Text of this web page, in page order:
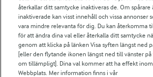
Falbygdens Ost
Arla webbshop
Bildbank
Följ oss
återkallar ditt samtycke inaktiveras de. Om spårare
inaktiverade kan visst innehåll och vissa annonser
vara mindre relevanta för dig. Du kan återkomma
för att ändra dina val eller återkalla ditt samtycke
genom att klicka på länken Visa syften längst ned
[eller den flytande ikonen längst ned till vänster på
om tillämpligt]. Dina val kommer att ha effekt
Webbplats. Mer information finns i vår